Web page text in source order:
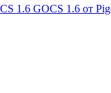
CS 1.6 GOCS 1.6 от